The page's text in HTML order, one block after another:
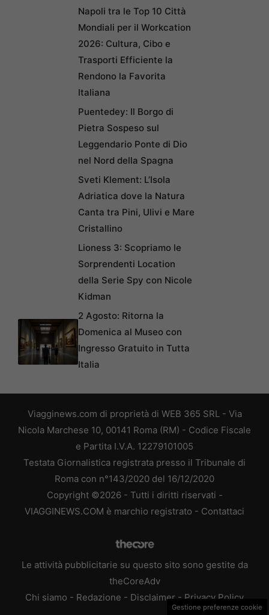
Napoli tra le Top 10 Città
Mondiali per il Workcation
2026: Cultura, Cibo e
Trasporti Efficiente la
Rendono la Favorita
Italiana
Puentedey: Il Borgo di
Pietra Sospeso sul
Leggendario Ponte di Dio
nel Nord della Spagna
Sveti Klement: L’Isola
Adriatica dove la Natura
Canta tra Pini, Ulivi e Mare
Cristallino
Lioness 3: Scopriamo le
Sorprendenti Location
della Serie Spy con Nicole
Kidman
2 Agosto: Ritorna la
Domenica al Museo con
Ingresso Gratuito in Tutta
Italia
Viagginews.com di proprietà di WEB 365 SRL - Via
Nicola Marchese 10, 00141 Roma (RM) - Codice Fiscale
e Partita I.V.A. 12279101005
Testata Giornalistica registrata presso il Tribunale di
Roma con n°143/2020 del 16/12/2020
Copyright ©2026 - Tutti i diritti riservati -
VIAGGINEWS.COM è marchio registrato - Contattaci
Le attività pubblicitarie su questo sito sono gestite da
theCoreAdv
Chi siamo - Redazione - Disclaimer - Privacy Policy
Gestione preferenze cookie